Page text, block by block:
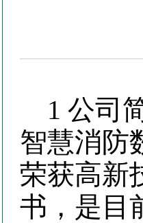
1 公司
智慧消防
荣获高新
书，是目